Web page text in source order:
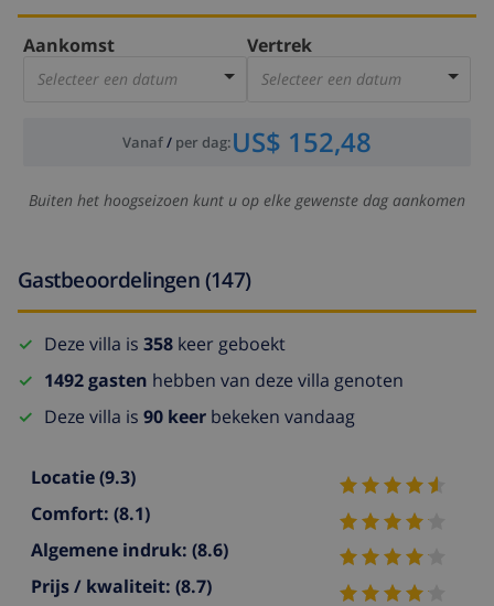
Aankomst
Selecteer een datum
Vertrek
Selecteer een datum
Vanaf/ per dag:US$ 152,48
Buiten het hoogseizoen kunt u op elke gewenste dag aankomen
Gastbeoordelingen (147)
Deze villa is 358 keer geboekt
1492 gasten hebben van deze villa genoten
Deze villa is 90 keer bekeken vandaag
Locatie(9.3)
Comfort: (8.1)
Algemene indruk: (8.6)
Prijs / kwaliteit: (8.7)